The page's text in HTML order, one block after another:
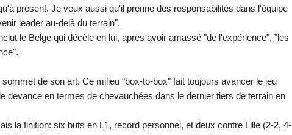
présent. Je veux aussi qu'il prenne des responsabilités dans l'équipe
leader au-delà du terrain".
le Belge qui décèle en lui, après avoir amassé "de l'expérience", "les
de son art. Ce milieu "box-to-box" fait toujours avancer le jeu
devance en termes de chevauchées dans le dernier tiers de terrain en
la finition: six buts en L1, record personnel, et deux contre Lille (2-2, 4-